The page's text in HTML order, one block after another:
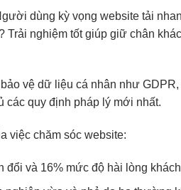
dùng kỳ vọng website tải
Trải nghiệm tốt giúp giữ chân
vệ dữ liệu cá nhân như
các quy định pháp lý mới nhất.
việc chăm sóc website:
đổi và 16% mức độ hài lòng